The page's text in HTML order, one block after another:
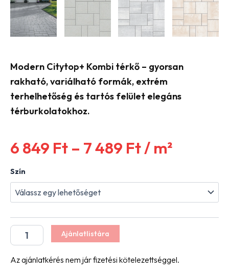
Modern Citytop+ Kombi térkő – gyorsan
rakható, variálható formák, extrém
terhelhetőség és tartós felület elegáns
térburkolatokhoz.
6 849 Ft – 7 489 Ft
849 Ft
/ m²
Szín
Semmelrock
Kombi
Ajánlatlistára
Az ajánlatkérés nem jár fizetési kötelezettséggel.